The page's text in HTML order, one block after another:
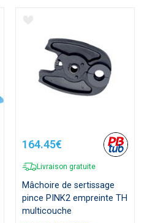
164.45€
Livraison gratuite
Mâchoire de sertissage
pince PINK2 empreinte TH
multicouche